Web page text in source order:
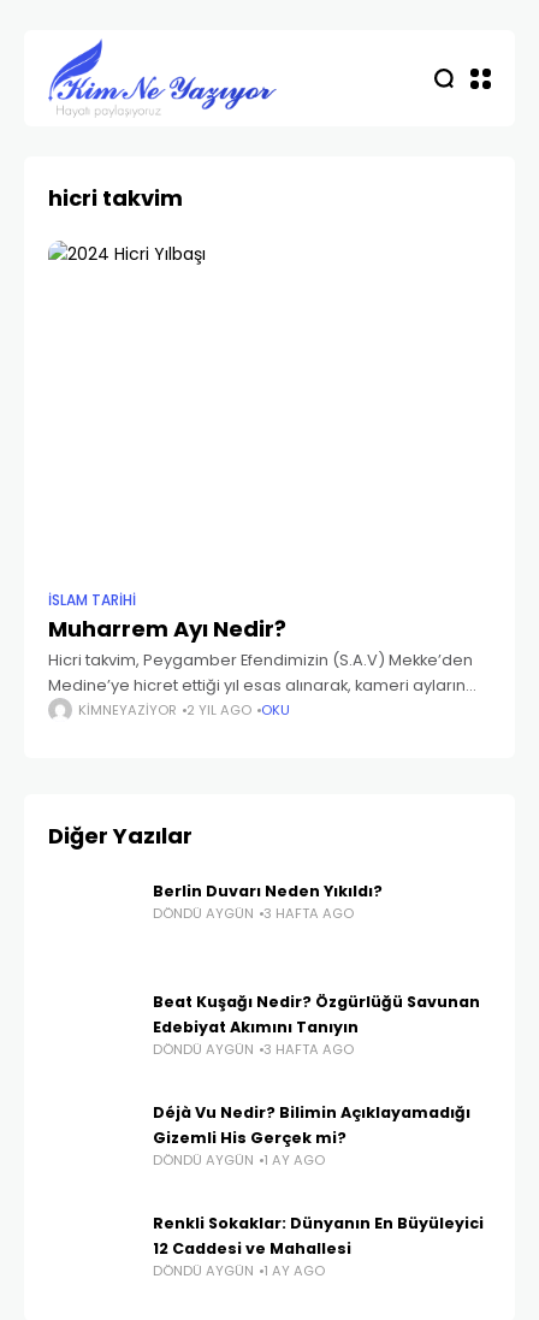
hicri takvim
İSLAM TARIHI
Muharrem Ayı Nedir?
Hicri takvim, Peygamber Efendimizin (S.A.V) Mekke’den
Medine’ye hicret ettiği yıl esas alınarak, kameri ayların
temel kabul edildiği bir takvimdir. Hicri takvime göre yılın
KIMNEYAZIYOR 2 YIL AGO OKU
Diğer Yazılar
Berlin Duvarı Neden Yıkıldı?
DÖNDÜ AYGÜN 3 HAFTA AGO
Beat Kuşağı Nedir? Özgürlüğü Savunan
Edebiyat Akımını Tanıyın
DÖNDÜ AYGÜN 3 HAFTA AGO
Déjà Vu Nedir? Bilimin Açıklayamadığı
Gizemli His Gerçek mi?
DÖNDÜ AYGÜN 1 AY AGO
Renkli Sokaklar: Dünyanın En Büyüleyici
12 Caddesi ve Mahallesi
DÖNDÜ AYGÜN 1 AY AGO